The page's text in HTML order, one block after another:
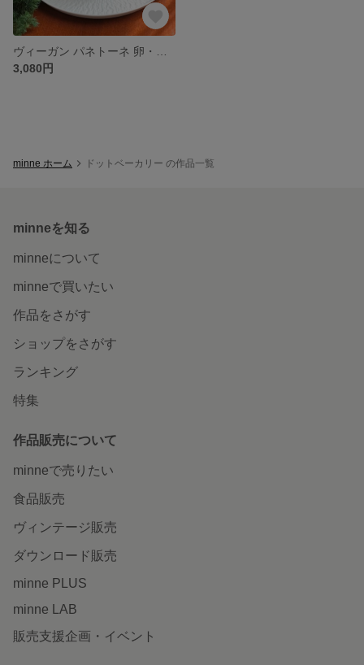
3,080円
minne ホーム ドットベーカリー の作品一覧
minneを知る
minneについて
minneで買いたい
作品をさがす
ショップをさがす
ランキング
特集
作品販売について
minneで売りたい
食品販売
ヴィンテージ販売
ダウンロード販売
minne PLUS
minne LAB
販売支援企画・イベント